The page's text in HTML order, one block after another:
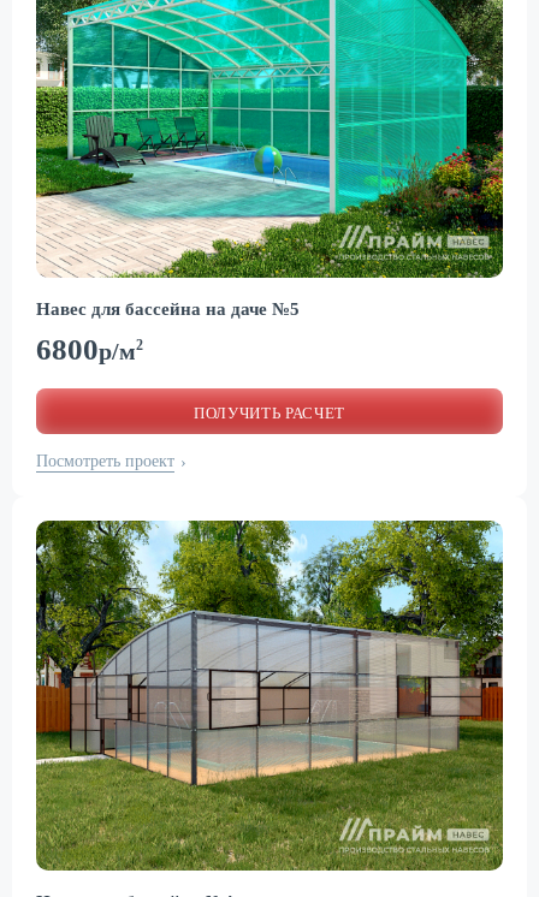
Навес для бассейна на даче №5
6800р/м2
ПОЛУЧИТЬ РАСЧЕТ
Посмотреть проект ›